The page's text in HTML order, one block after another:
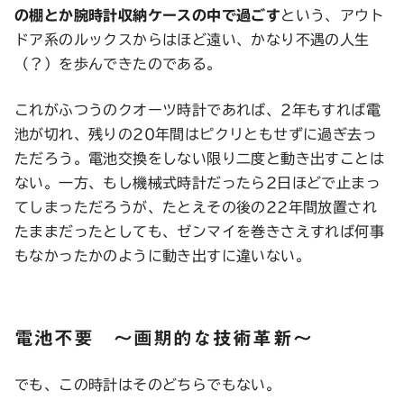
の棚とか腕時計収納ケースの中で過ごすという、アウト
ドア系のルックスからはほど遠い、かなり不遇の人生
（？）を歩んできたのである。
これがふつうのクオーツ時計であれば、2年もすれば電
池が切れ、残りの20年間はピクリともせずに過ぎ去っ
ただろう。電池交換をしない限り二度と動き出すことは
ない。一方、もし機械式時計だったら2日ほどで止まっ
てしまっただろうが、たとえその後の22年間放置され
たままだったとしても、ゼンマイを巻きさえすれば何事
もなかったかのように動き出すに違いない。
電池不要 〜画期的な技術革新〜
でも、この時計はそのどちらでもない。